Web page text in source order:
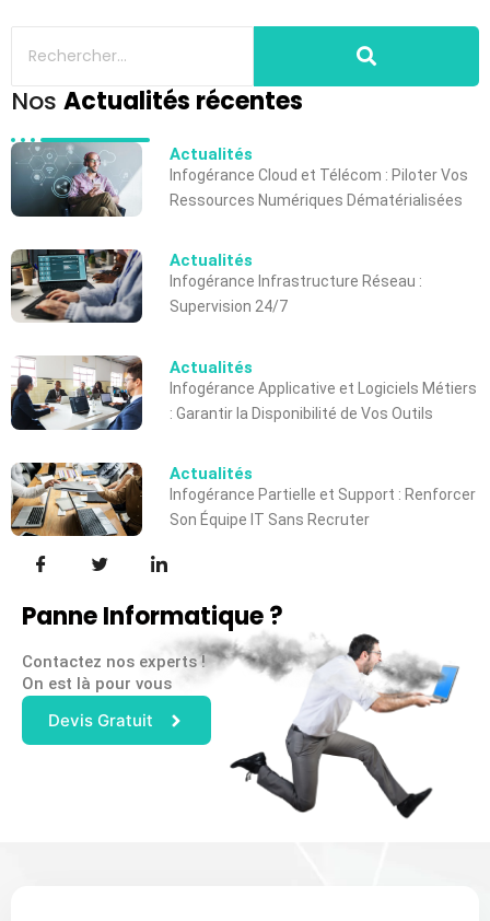
Nos Actualités récentes
Actualités
Infogérance Cloud et Télécom : Piloter Vos
Ressources Numériques Dématérialisées
Actualités
Infogérance Infrastructure Réseau :
Supervision 24/7
Actualités
Infogérance Applicative et Logiciels Métiers
: Garantir la Disponibilité de Vos Outils
Actualités
Infogérance Partielle et Support : Renforcer
Son Équipe IT Sans Recruter
Panne Informatique ?
Contactez nos experts !
On est là pour vous
Devis Gratuit